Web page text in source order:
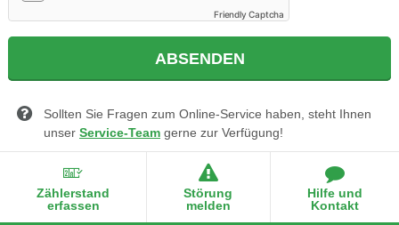
Friendly Captcha
Sollten Sie Fragen zum Online-Service haben, steht Ihnen
unser Service-Team gerne zur Verfügung!
Zählerstand
erfassen
Störung
melden
Hilfe und
Kontakt